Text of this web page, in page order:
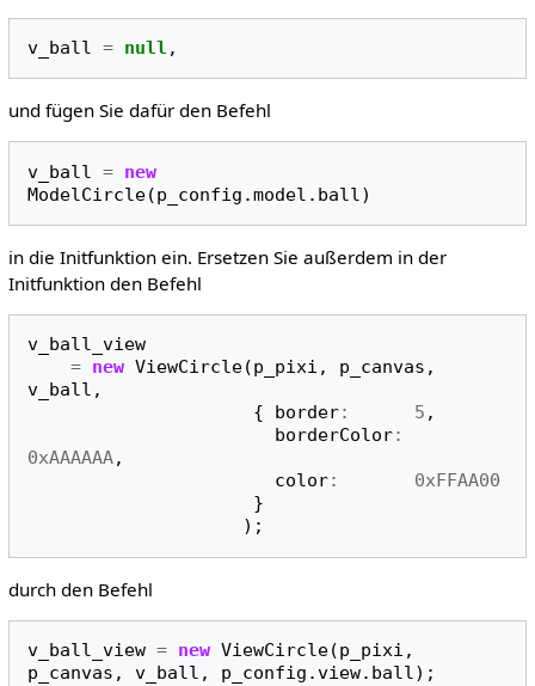
v_ball = null ,
und fügen Sie dafür den Befehl
v_ball = new
ModelCircle(p_config .model . ball)
in die Initfunktion ein. Ersetzen Sie außerdem in der
Initfunktion den Befehl
v_ball_view
= new ViewCircle(p_pixi , p_canvas ,
v_ball ,
{
border: 5 ,
borderColor:
0xAAAAAA,
color:
0xFFAA00
}
);
durch den Befehl
v_ball_view = new ViewCircle(p_pixi ,
p_canvas , v_ball , p_config .view. ball);